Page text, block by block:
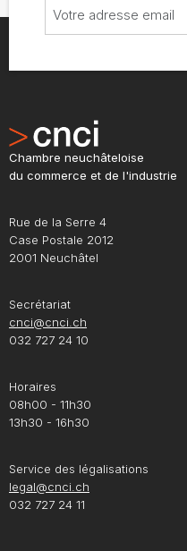
Chambre neuchâteloise
du commerce et de l'industrie
Rue de la Serre 4
Case Postale 2012
2001 Neuchâtel
Secrétariat
cnci@cnci.ch
032 727 24 10
Horaires
08h00 - 11h30
13h30 - 16h30
Service des légalisations
legal@cnci.ch
032 727 24 11